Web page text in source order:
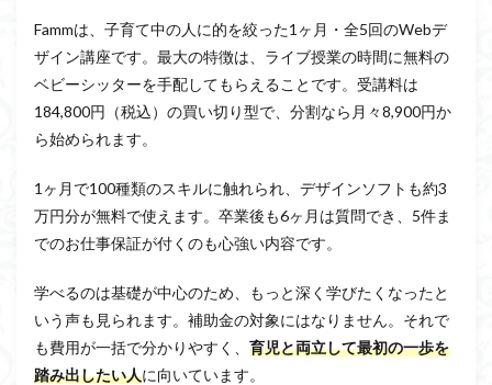
Fammは、子育て中の人に的を絞った1ヶ月・全5回のWebデ
ザイン講座です。最大の特徴は、ライブ授業の時間に無料の
ベビーシッターを手配してもらえることです。受講料は
184,800円（税込）の買い切り型で、分割なら月々8,900円か
ら始められます。
1ヶ月で100種類のスキルに触れられ、デザインソフトも約3
万円分が無料で使えます。卒業後も6ヶ月は質問でき、5件ま
でのお仕事保証が付くのも心強い内容です。
学べるのは基礎が中心のため、もっと深く学びたくなったと
いう声も見られます。補助金の対象にはなりません。それで
も費用が一括で分かりやすく、 育児と両立して最初の一歩を
踏み出したい人に向いています。